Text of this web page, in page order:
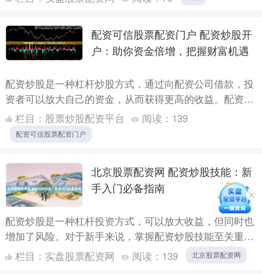
要点：*....
配资可信股票配资门户 配资炒股开
户：助你资金倍增，把握财富机遇
配资炒股是一种杠杆炒股方式，通过向配资公司借款，投
资者可以放大自己的资金，从而获得更高的收益。配资炒
股开户流程简单便捷，只需提供相关资料即可。 * **放大
收益....
栏目： 股票炒股配资平台 阅读： 139
配资可信股票配资门户
北京股票配资网 配资炒股技能：新
手入门必备指南
配资炒股是一种杠杆投资方式，可以放大收益，但同时也
增加了风险。对于新手来说，掌握配资炒股技能至关重
要。 * **资金放大：**配资可以放大投资者的资金，使他
们能....
栏目： 实盘股票配资网 阅读： 139 北京股票配资网